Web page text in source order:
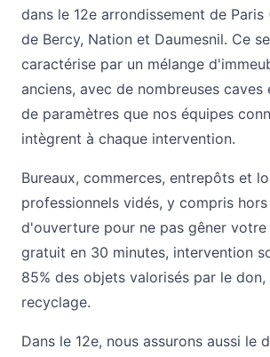
dans le 12e arrondissement de
de Bercy, Nation et Daumesnil. Ce
caractérise par un mélange
anciens, avec de nombreuses
de paramètres que nos équipes
intègrent à chaque intervention.
Bureaux, commerces, entrepôts et
professionnels vidés, y compris
d'ouverture pour ne pas gêner
gratuit en 30 minutes, intervention
85% des objets valorisés par le
recyclage.
Dans le 12e, nous assurons aussi le